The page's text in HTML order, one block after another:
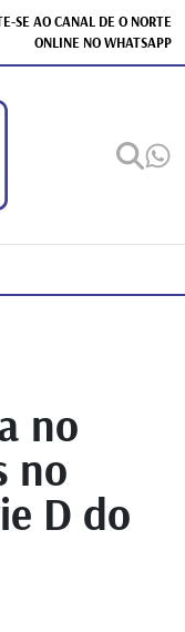
SE AO CANAL DE O NORTE
ONLINE NO WHATSAPP
no
no
D do